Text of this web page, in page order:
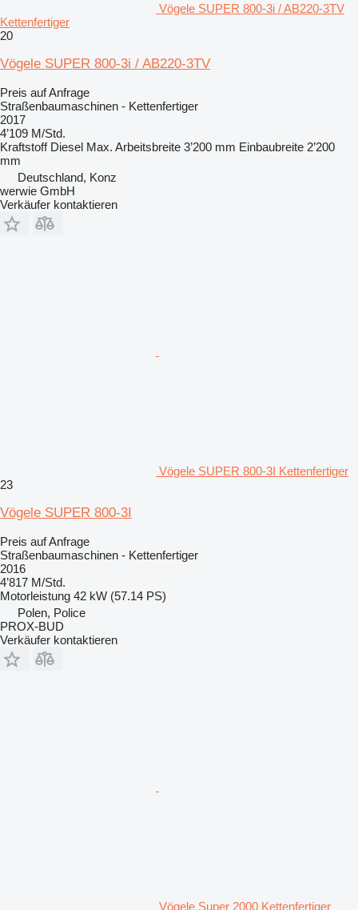
Vögele SUPER 800-3i / AB220-3TV
Kettenfertiger
20
Vögele SUPER 800-3i / AB220-3TV
Preis auf Anfrage
Straßenbaumaschinen - Kettenfertiger
2017
4’109 M/Std.
Kraftstoff Diesel Max. Arbeitsbreite 3’200 mm Einbaubreite 2’200
mm
Deutschland, Konz
werwie GmbH
Verkäufer kontaktieren
Vögele SUPER 800-3I Kettenfertiger
23
Vögele SUPER 800-3I
Preis auf Anfrage
Straßenbaumaschinen - Kettenfertiger
2016
4’817 M/Std.
Motorleistung 42 kW (57.14 PS)
Polen, Police
PROX-BUD
Verkäufer kontaktieren
Vögele Super 2000 Kettenfertiger